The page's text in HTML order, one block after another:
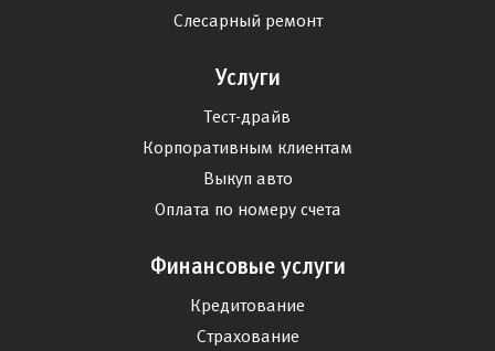
Слесарный ремонт
Услуги
Тест-драйв
Корпоративным клиентам
Выкуп авто
Оплата по номеру счета
Финансовые услуги
Кредитование
Страхование